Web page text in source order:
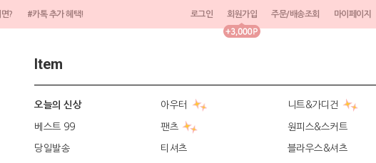
? #카톡 추가 혜택! 로그인 회원가입 주문/배송조회 마이페이지
Item
오늘의 신상 아우터 니트&가디건
베스트 99 팬츠 원피스&스커트
당일발송 티셔츠 블라우스&셔츠